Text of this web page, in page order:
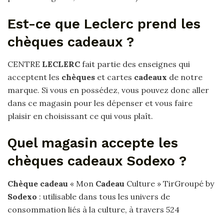
Est-ce que Leclerc prend les
chèques cadeaux ?
CENTRE LECLERC fait partie des enseignes qui
acceptent les chèques et cartes cadeaux de notre
marque. Si vous en possédez, vous pouvez donc aller
dans ce magasin pour les dépenser et vous faire
plaisir en choisissant ce qui vous plaît.
Quel magasin accepte les
chèques cadeaux Sodexo ?
Chèque cadeau « Mon Cadeau Culture » TirGroupé by
Sodexo : utilisable dans tous les univers de
consommation liés à la culture, à travers 524